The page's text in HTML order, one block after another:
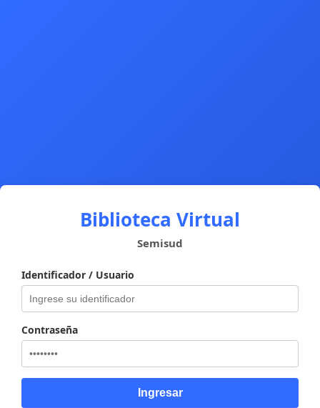
Biblioteca Virtual
Semisud
Identificador / Usuario
Contraseña
Ingresar